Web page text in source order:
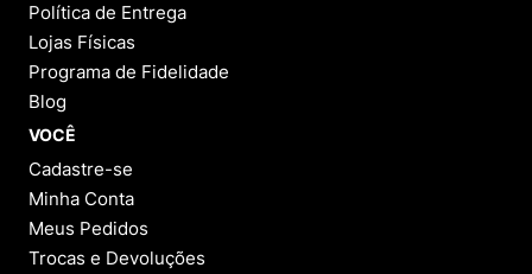
Política de Entrega
Lojas Físicas
Programa de Fidelidade
Blog
VOCÊ
Cadastre-se
Minha Conta
Meus Pedidos
Trocas e Devoluções